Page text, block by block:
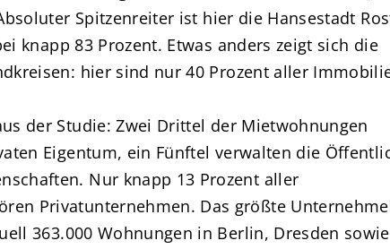
Spitzenreiter ist hier die Hansestadt
knapp 83 Prozent. Etwas anders zeigt sich die
hier sind nur 40 Prozent aller
der Studie: Zwei Drittel der Mietwohnungen
Eigentum, ein Fünftel verwalten die
Nur knapp 13 Prozent aller
Privatunternehmen. Das größte
363.000 Wohnungen in Berlin, Dresden sowie